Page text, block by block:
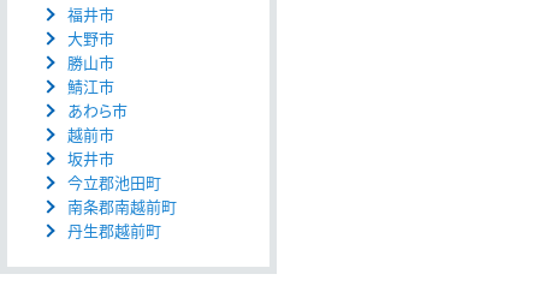
福井市
大野市
勝山市
鯖江市
あわら市
越前市
坂井市
今立郡池田町
南条郡南越前町
丹生郡越前町